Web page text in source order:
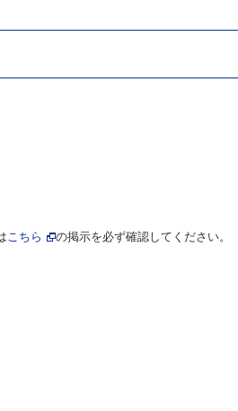
こちら の掲示を必ず確認してください。